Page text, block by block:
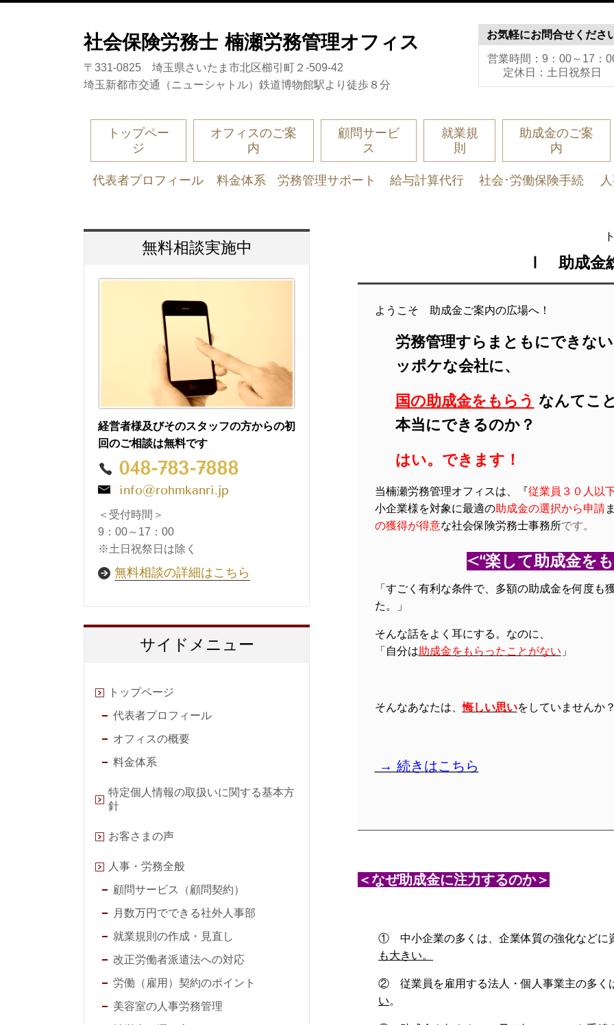
社会保険労務士 楠瀬労務管理オフィス
〒331-0825 埼玉県さいたま市北区櫛引町２-509-42
埼玉新都市交通（ニューシャトル）鉄道博物館駅より徒歩８分
お気軽にお問合せくださ
営業時間：9：00～17：
定休日：土日祝祭日
トップペー
ジ
オフィスのご案
内
顧問サービ
ス
就業規
則
助成金のご案
内
代表者プロフィール 料金体系 労務管理サポート 給与計算代行 社会･労働保険手続
Ⅰ 助成金
ようこそ 助成金ご案内の広場へ！
労務管理すらまともにできな
ッポケな会社に、
国の助成金をもらう なんてこ
本当にできるのか？
はい。できます！
当楠瀬労務管理オフィスは、 『従業員３０人以
小企業様を対象に最適の助成金の選択から申請
の獲得が得意な社会保険労務士事務所です。
<“楽して助成金を
「すごく有利な条件で、多額の助成金を何度も
た。」
そんな話をよく耳にする。なのに、
「自分は助成金をもらったことがない 」
そんなあなたは、悔しい思いをしていませんか
→ 続きはこちら
＜なぜ助成金に注力するのか＞
① 中小企業の多くは、企業体質の強化などに
も大きい。
② 従業員を雇用する法人・個人事業主の多く
い。
無料相談実施中
経営者様及びそのスタッフの方からの初
回のご相談は無料です
048-783-7888
info@rohmkanri.jp
＜受付時間＞
9：00～17：00
※土日祝祭日は除く
無料相談の詳細はこちら
サイドメニュー
トップページ
代表者プロフィール
オフィスの概要
料金体系
特定個人情報の取扱いに関する基本方
針
お客さまの声
人事・労務全般
顧問サービス（顧問契約）
月数万円でできる社外人事部
就業規則の作成・見直し
改正労働者派遣法への対応
労働（雇用）契約のポイント
美容室の人事労務管理